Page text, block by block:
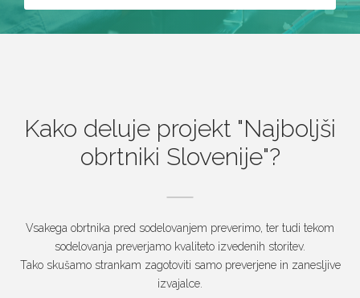
Kako deluje projekt Najboljši
obrtniki Slovenije ?
Vsakega obrtnika pred sodelovanjem preverimo, ter tudi tekom
sodelovanja preverjamo kvaliteto izvedenih storitev.
Tako skušamo strankam zagotoviti samo preverjene in zanesljive
izvajalce.